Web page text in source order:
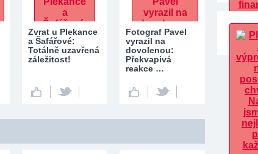
Zvrat u Plekance
a Šafářové:
Totálně uzavřená
záležitost!
Fotograf Pavel
vyrazil na
dovolenou:
Překvapivá
reakce …